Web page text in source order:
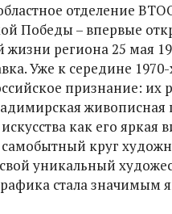
отделение
Победы – впервые
региона 25 мая
Уже к середине
признание: их
как его яркая
круг
уникальный
стала значимым